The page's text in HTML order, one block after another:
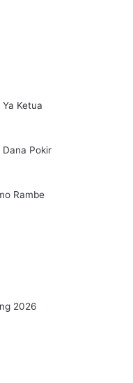
Ketua
Pokir
Rambe
2026